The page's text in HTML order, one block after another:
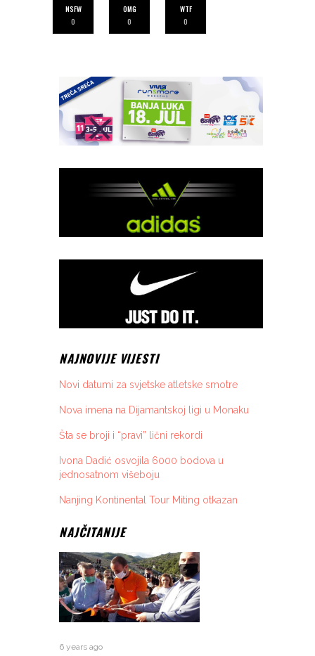
NSFW
0
OMG
0
WTF
0
NAJNOVIJE VIJESTI
Novi datumi za svjetske atletske smotre
Nova imena na Dijamantskoj ligi u Monaku
Šta se broji i “pravi” lični rekordi
Ivona Dadić osvojila 6000 bodova u
jednosatnom višeboju
Nanjing Kontinental Tour Miting otkazan
NAJČITANIJE
6 years ago